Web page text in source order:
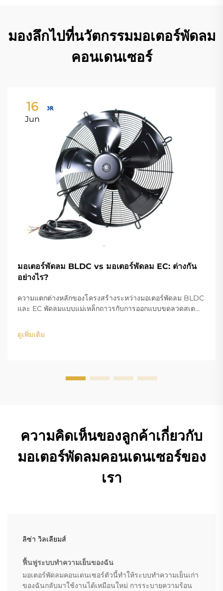
มองลึกไปที่นวัตกรรมมอเตอร์พัดลม
คอนเดนเซอร์
16
Jun
มอเตอร์พัดลม BLDC vs มอเตอร์พัดลม EC: ต่างกัน
อย่างไร?
ความแตกต่างหลักของโครงสร้างระหว่างมอเตอร์พัดลม BLDC
และ EC พัดลมแบบแม่เหล็กถาวรกับการออกแบบขดลวดสเต
มอเตอร์ BLDC (Brushless DC) และ EC (Electronically
Commutated) คือความแตกต่างหลัก...
ดูเพิ่มเติม
ความคิดเห็นของลูกค้าเกี่ยวกับ
มอเตอร์พัดลมคอนเดนเซอร์ของ
เรา
ลิซ่า วิลเลียมส์
ฟื้นฟูระบบทำความเย็นของฉัน
มอเตอร์พัดลมคอนเดนเซอร์ตัวนี้ทำให้ระบบทำความเย็นเก่า
ของฉันกลับมาใช้งานได้เหมือนใหม่ การระบายความร้อน